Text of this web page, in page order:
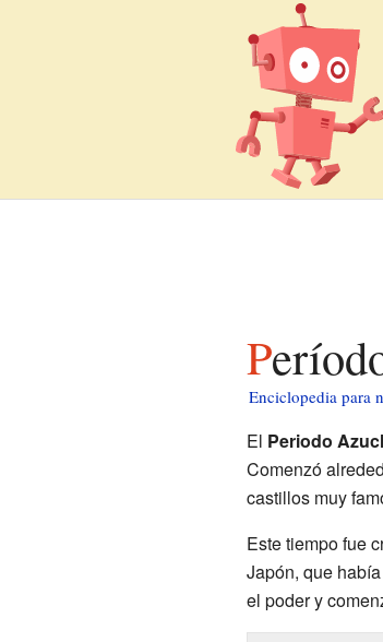
Enciclopedia para
El Periodo
Comenzó
castillos muy
Este tiempo fue
Japón, que
el poder y